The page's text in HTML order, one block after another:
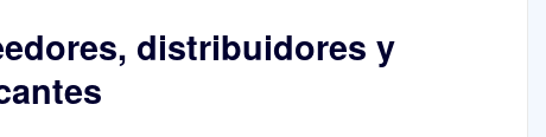
distribuidores y